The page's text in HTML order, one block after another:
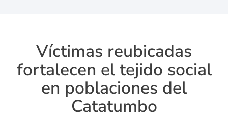
Víctimas reubicadas
fortalecen el tejido social
en poblaciones del
Catatumbo